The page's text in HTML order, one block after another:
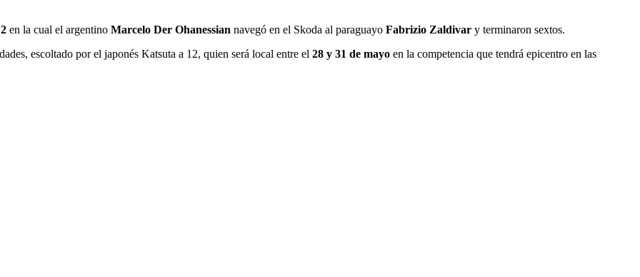
en la cual el argentino Marcelo Der Ohanessian navegó en el Skoda al paraguayo Fabrizio Zaldivar y terminaron sextos.
escoltado por el japonés Katsuta a 12, quien será local entre el 28 y 31 de mayo en la competencia que tendrá epicentro en las